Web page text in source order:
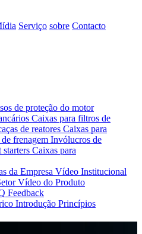
Serviço sobre Contacto
de proteção do motor
Caixas para filtros de
de reatores Caixas para
frenagem Invólucros de
starters Caixas para
da Empresa Vídeo Institucional
Vídeo do Produto
Feedback
Introdução Princípios